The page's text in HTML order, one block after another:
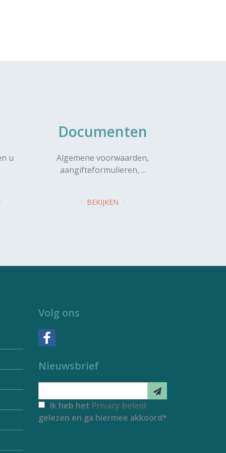
u
Documenten
Algemene voorwaarden,
aangifteformulieren, ...
BEKIJKEN
Volg ons
Nieuwsbrief
Ik heb het Privacy beleid
gelezen en ga hiermee akkoord